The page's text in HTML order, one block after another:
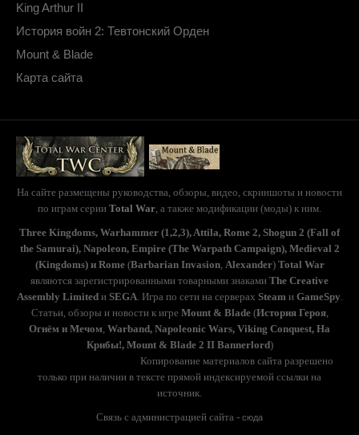
King Arthur II
История войн 2: Тевтонский Орден
Mount & Blade
Карта сайта
На сайте размещены руководства, обзоры, видео, скриншоты и новости
по играм серии Total War, а также модификации (моды) к ним.
Three Kingdoms, Warhammer (1,2,3), Attila, Rome 2, Shogun 2 (Fall of
the Samurai), Napoleon, Empire (The Warpath Campaign), Medieval 2
(Kingdoms) и Rome(Barbarian Invasion, Alexander) Total War
являются зарегистрированными товарными знаками The Creative
Assembly Limitedи SEGA. Игра по сети на серверах Steamи GameSpy.
Статьи, обзоры и новости к игре Mount & Blade(История Героя,
Огнём и Мечом, Warband, Napoleonic Wars, Viking Conquest, На
Крибы!, Mount & Blade 2 II Bannerlord)
Копирование материалов сайта разрешено
только при наличии в тексте прямой индексируемой ссылки на
источник.
Связь с администрацией сайта - сюда